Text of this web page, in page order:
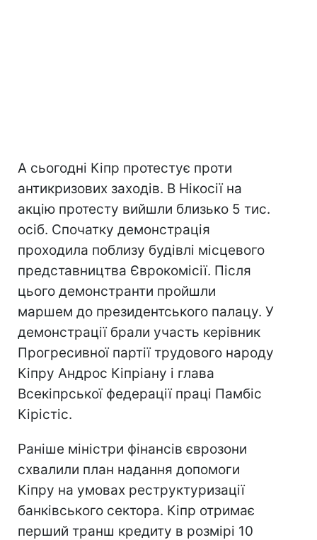
А сьогодні Кіпр протестує проти
антикризових заходів. В Нікосії на
акцію протесту вийшли близько 5 тис.
осіб. Спочатку демонстрація
проходила поблизу будівлі місцевого
представництва Єврокомісії. Після
цього демонстранти пройшли
маршем до президентського палацу. У
демонстрації брали участь керівник
Прогресивної партії трудового народу
Кіпру Андрос Кіпріану і глава
Всекіпрської федерації праці Памбіс
Кірістіс.
Раніше міністри фінансів єврозони
схвалили план надання допомоги
Кіпру на умовах реструктуризації
банківського сектора. Кіпр отримає
перший транш кредиту в розмірі 10